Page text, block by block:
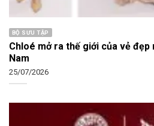
BỘ SƯU TẬP
Chloé mở ra thế giới của vẻ
Nam
25/07/2026